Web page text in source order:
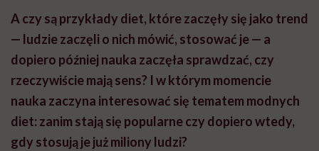
A czy są przykłady diet, które zaczęły się jako trend
— ludzie zaczęli o nich mówić, stosować je — a
dopiero później nauka zaczęła sprawdzać, czy
rzeczywiście mają sens? I w którym momencie
nauka zaczyna interesować się tematem modnych
diet: zanim stają się popularne czy dopiero wtedy,
gdy stosują je już miliony ludzi?